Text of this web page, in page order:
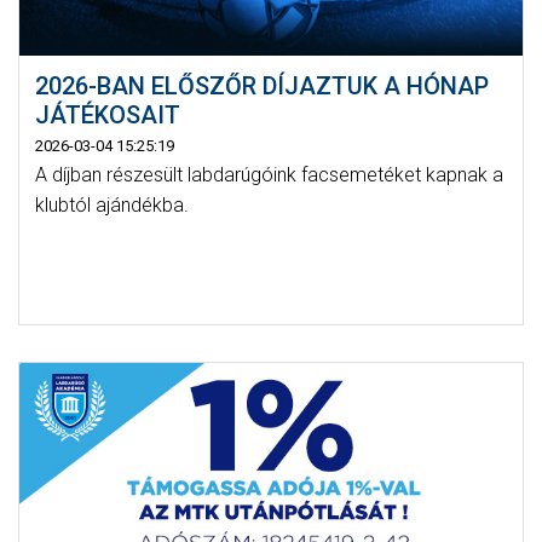
2026-BAN ELŐSZŐR DÍJAZTUK A HÓNAP
JÁTÉKOSAIT
2026-03-04 15:25:19
A díjban részesült labdarúgóink facsemetéket kapnak a
klubtól ajándékba.